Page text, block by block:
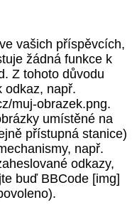
vašich příspěvcích,
žádná funkce k
Z tohoto důvodu
odkaz, např.
muj-obrazek.png.
umístěné na
přístupná stanice)
např.
odkazy,
buď BBCode [img]